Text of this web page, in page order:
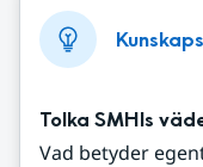
Tolka SMHIs
Vad betyder